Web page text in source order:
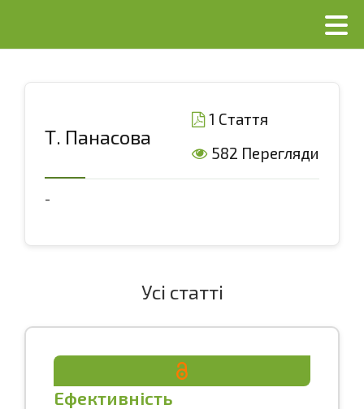
Т. Панасова
1 Стаття
582 Перегляди
-
Усі статті
Ефективність